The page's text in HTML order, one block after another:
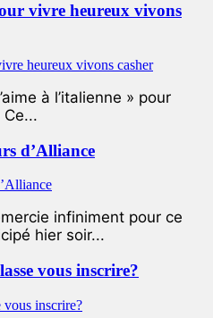
vivre heureux vivons
à l’italienne » pour
d’Alliance
infiniment pour ce
hier soir...
vous inscrire?